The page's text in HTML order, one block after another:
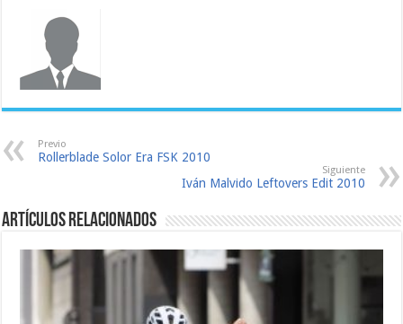
Previo
Rollerblade Solor Era FSK 2010
Siguiente
Iván Malvido Leftovers Edit 2010
Artículos relacionados